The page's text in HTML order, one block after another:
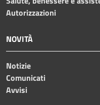
Autorizzazioni
NOVITÀ
Notizie
Comunicati
Avvisi